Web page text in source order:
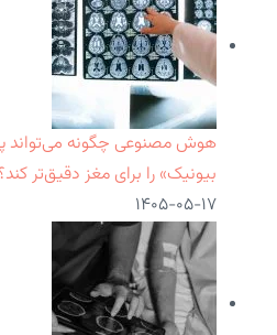
هوش مصنوعی چگونه می‌تواند
بیونیک» را برای مغز دقیق‌تر کند؟
۱۴۰۵-۰۵-۱۷